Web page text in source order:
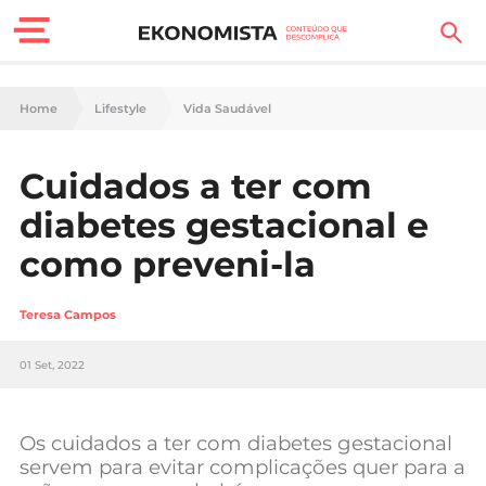
Finanças Pessoais
Carreira
Casa
Lifestyle
Sociedade
Negócios
Home Lifestyle Vida Saudável
Cuidados a ter com
diabetes gestacional e
como preveni-la
Teresa Campos
01 Set, 2022
Os cuidados a ter com diabetes gestacional
servem para evitar complicações quer para a